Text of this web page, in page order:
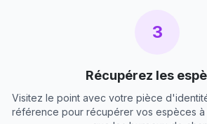
3
Récupérez les
Visitez le point avec votre pièce
référence pour récupérer vos espèces à